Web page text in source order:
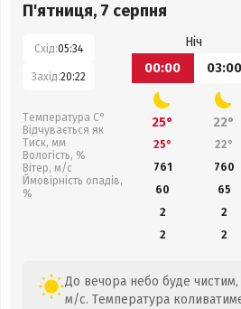
П'ятниця, 7 серпня
Схід:05:34
Захід:20:22
Температура С°
Відчувається як
Тиск, мм
Вологість, %
Вітер, м/с
Ймовірність опадів,
%
Ніч
00:00
03:00
25° 22°
25° 22°
761
760
60
65
2
2
2
2
До вечора небо буде чистим,
м/с. Температура